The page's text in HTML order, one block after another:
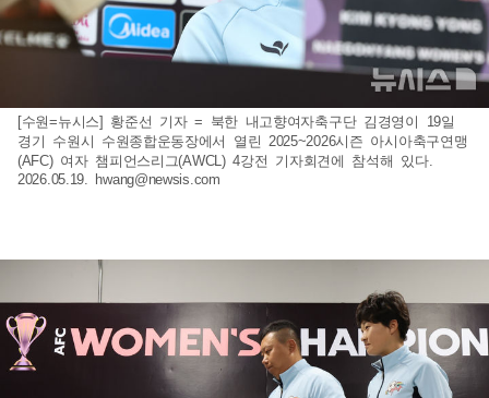
[수원=뉴시스] 황준선 기자 = 북한 내고향여자축구단 김경영이 19일
경기 수원시 수원종합운동장에서 열린 2025~2026시즌 아시아축구연맹
(AFC) 여자 챔피언스리그(AWCL) 4강전 기자회견에 참석해 있다.
2026.05.19. hwang@newsis.com